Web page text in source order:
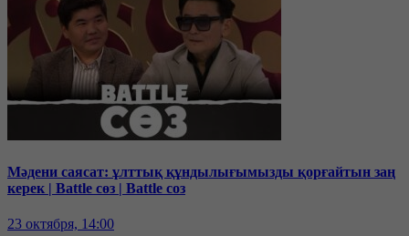
Мәдени саясат: ұлттық құндылығымызды қорғайтын заң
керек | Battle сөз | Battle соз
23 октября, 14:00